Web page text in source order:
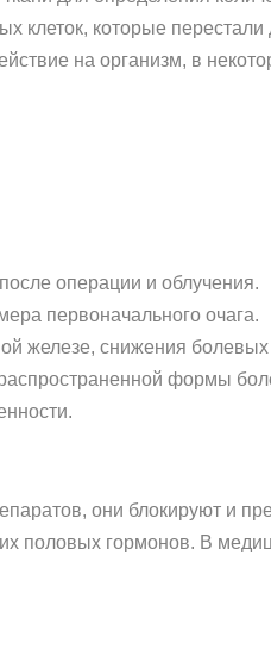
клеток, которые
на организм, в
операции и облучения.
первоначального очага.
железе, снижения
формы
они блокируют и
половых гормонов. В